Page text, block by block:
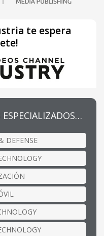
te espera
DEFENSE